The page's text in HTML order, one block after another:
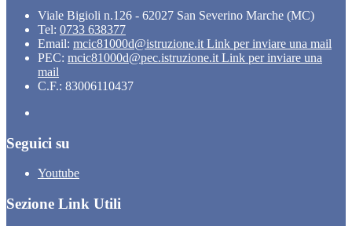
Viale Bigioli n.126 - 62027 San Severino Marche (MC)
Tel: 0733 638377
Email: mcic81000d@istruzione.it Link per inviare una mail
PEC: mcic81000d@pec.istruzione.it Link per inviare una
mail
C.F.: 83006110437
Seguici su
Youtube
Sezione Link Utili